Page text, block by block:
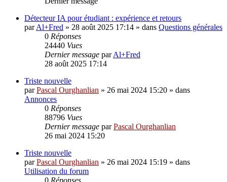
Détecteur IA pour étudiant : expérience et retours
parAl+Fred » 28 août 2025 17:14 » dans Questions générales
0 Réponses
24440 Vues
Dernier message parAl+Fred
28 août 2025 17:14
Triste nouvelle
parPascal Ourghanlian » 26 mai 2024 15:20 » dans
Annonces
0 Réponses
88796 Vues
Dernier message parPascal Ourghanlian
26 mai 2024 15:20
Triste nouvelle
parPascal Ourghanlian » 26 mai 2024 15:19 » dans
Utilisation du forum
0 Réponses